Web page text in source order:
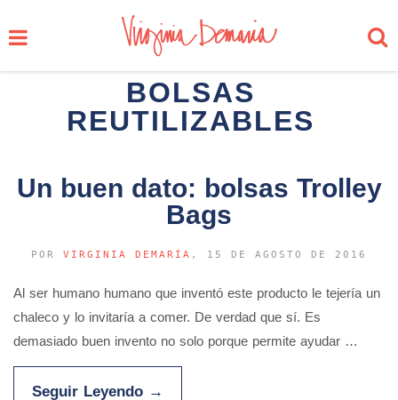
BOLSAS
REUTILIZABLES
Un buen dato: bolsas Trolley
Bags
POR VIRGINIA DEMARÍA , 15 DE AGOSTO DE 2016
Al ser humano humano que inventó este producto le tejería un
chaleco y lo invitaría a comer. De verdad que sí. Es
demasiado buen invento no solo porque permite ayudar …
Seguir Leyendo →